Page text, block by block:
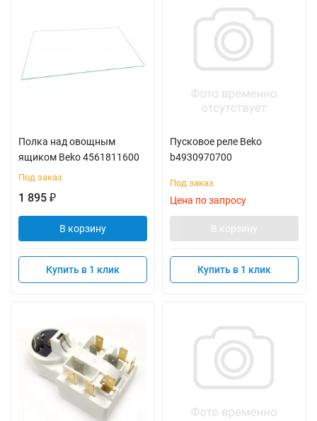
Полка над овощным
ящиком Beko 4561811600
Под заказ
1 895 ₽
В корзину
Купить в 1 клик
Пусковое реле Beko
b4930970700
Под заказ
Цена по запросу
В корзину
Купить в 1 клик